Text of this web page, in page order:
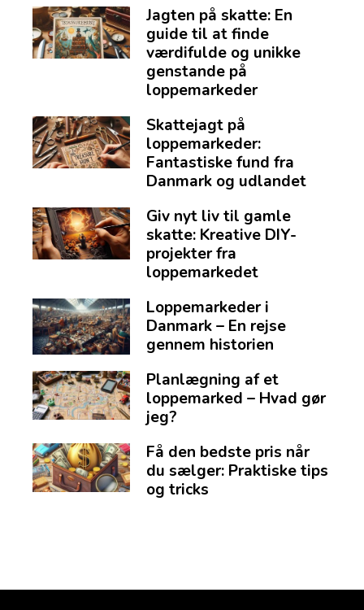
Jagten på skatte: En
guide til at finde
værdifulde og unikke
genstande på
loppemarkeder
Skattejagt på
loppemarkeder:
Fantastiske fund fra
Danmark og udlandet
Giv nyt liv til gamle
skatte: Kreative DIY-
projekter fra
loppemarkedet
Loppemarkeder i
Danmark – En rejse
gennem historien
Planlægning af et
loppemarked – Hvad gør
jeg?
Få den bedste pris når
du sælger: Praktiske tips
og tricks